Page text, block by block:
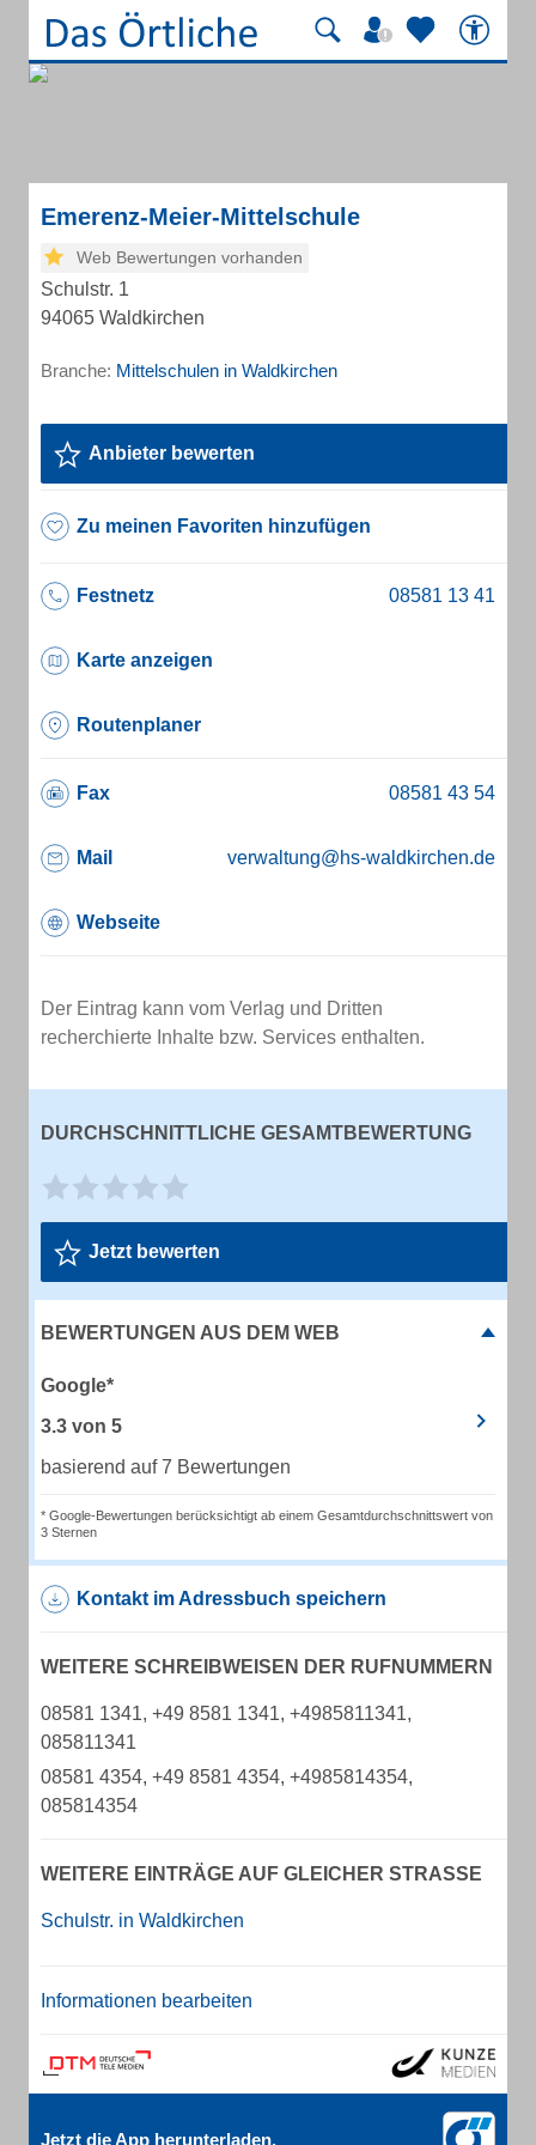
Emerenz-Meier-Mittelschule
Web Bewertungen vorhanden
Schulstr. 1
94065 Waldkirchen
Branche: Mittelschulen in Waldkirchen
Anbieter bewerten
Zu meinen Favoriten hinzufügen
Festnetz
Karte anzeigen
Routenplaner
Fax
Mail verwaltung@hs-waldkirchen.de
Webseite
Der Eintrag kann vom Verlag und Dritten
recherchierte Inhalte bzw. Services enthalten.
DURCHSCHNITTLICHE GESAMTBEWERTUNG
Jetzt bewerten
BEWERTUNGEN AUS DEM WEB
Google*
3.3 von 5
basierend auf 7 Bewertungen
* Google-Bewertungen berücksichtigt ab einem Gesamtdurchschnittswert von
3 Sternen
Kontakt im Adressbuch speichern
WEITERE SCHREIBWEISEN DER RUFNUMMERN
08581 1341, +49 8581 1341, +4985811341,
085811341
08581 4354, +49 8581 4354, +4985814354,
085814354
WEITERE EINTRÄGE AUF GLEICHER STRASSE
Schulstr. in Waldkirchen
Informationen bearbeiten
Jetzt die App herunterladen.